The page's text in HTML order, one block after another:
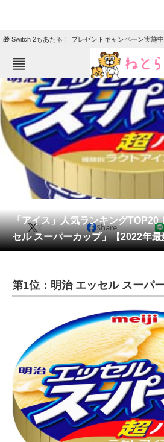
🎁 Switch 2もあたる！ プレゼントキャンペーン実施中
ねとらぼメニュー
TOP ニュー
エンタメ クイズ
グルメ 地域
住まい 教育・
会員記事
メディア
ITの今と未来を見通す
スマホと通信の最新トレンド
進化するPCとデバイスの未来
好きが集まる 比べて選べる
ビジネスと働き方のヒント
AI活用のいまが分かる
「アイス」人気ランキング
セル スーパーカップ」【2022年
X Share
第1位：明治 エッセル スーパ